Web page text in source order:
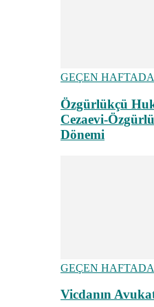
GEÇEN
Özgürlükçü
Cezaevi-
Dönemi
GEÇEN
Vicdanın